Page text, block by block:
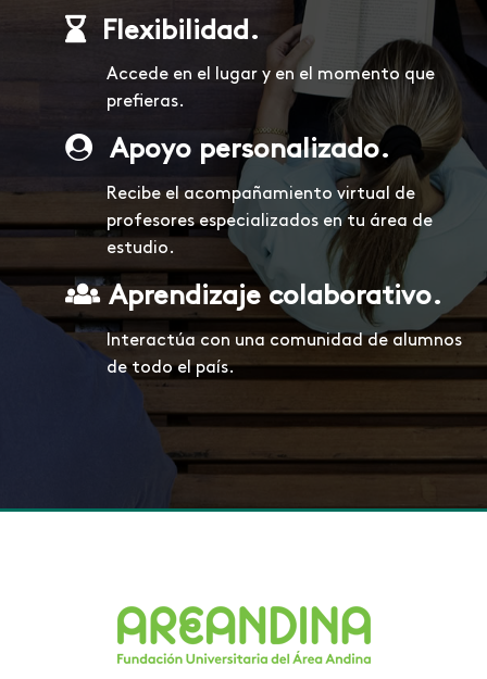
Flexibilidad.
Accede en el lugar y en el momento que
prefieras.
Apoyo personalizado.
Recibe el acompañamiento virtual de
profesores especializados en tu área de
estudio.
Aprendizaje colaborativo.
Interactúa con una comunidad de alumnos
de todo el país.